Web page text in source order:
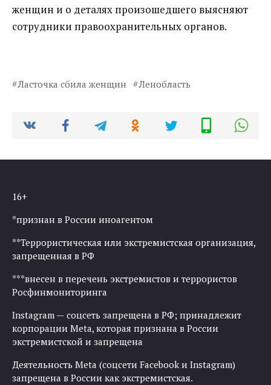
женщин и о деталях произошедшего выясняют
сотрудники правоохранительных органов.
Ласточка сбила женщин Ленобласть
16+
*признан в России иноагентом
**Террористическая или экстремистская организация,
запрещенная в РФ
***внесен в перечень экстремистов и террористов
Росфинмониторинга
Instagram — соцсеть запрещена в РФ; принадлежит
корпорации Meta, которая признана в России
экстремистской и запрещена
Деятельность Meta (соцсети Facebook и Instagram)
запрещена в России как экстремистская.